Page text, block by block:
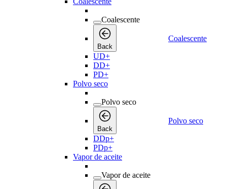
Coalescente
Back
Coalescente
UD+
DD+
PD+
Polvo seco
Polvo seco
Back
Polvo seco
DDp+
PDp+
Vapor de aceite
Vapor de aceite